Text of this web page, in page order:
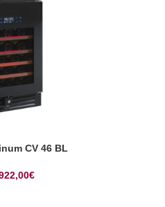
CV 46 BL
€